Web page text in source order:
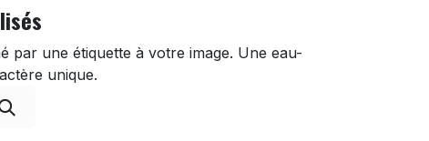
par une étiquette à votre image. Une eau-
unique.